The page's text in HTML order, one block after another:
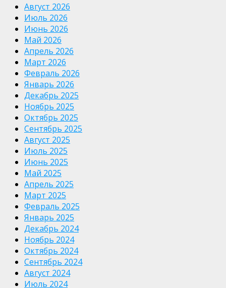
Август 2026
Июль 2026
Июнь 2026
Май 2026
Апрель 2026
Март 2026
Февраль 2026
Январь 2026
Декабрь 2025
Ноябрь 2025
Октябрь 2025
Сентябрь 2025
Август 2025
Июль 2025
Июнь 2025
Май 2025
Апрель 2025
Март 2025
Февраль 2025
Январь 2025
Декабрь 2024
Ноябрь 2024
Октябрь 2024
Сентябрь 2024
Август 2024
Июль 2024